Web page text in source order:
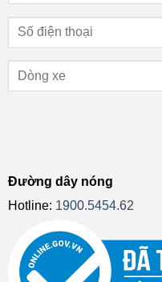
Đường dây nóng
Hotline: 1900.5454.62